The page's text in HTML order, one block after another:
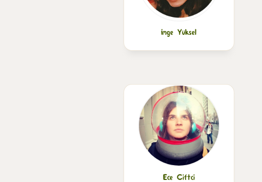
İmge Yüksel
Ece Ciftci